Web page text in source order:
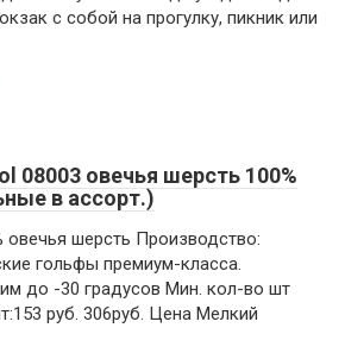
с собой на прогулку, пикник или
08003 овечья шерсть 100%
в ассорт.)
овечья шерсть Производство:
гольфы премиум-класса.
до -30 градусов Мин. кол-во шт
руб. 306руб. Цена Мелкий